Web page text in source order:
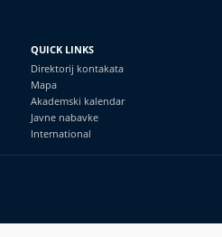
QUICK LINKS
Direktorij kontakata
Mapa
Akademski kalendar
Javne nabavke
International